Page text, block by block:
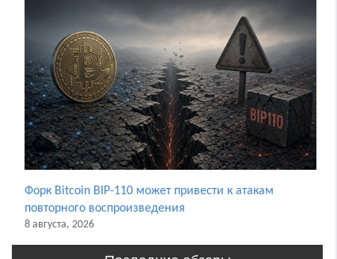
Форк Bitcoin BIP-110 может привести к атакам
повторного воспроизведения
8 августа, 2026